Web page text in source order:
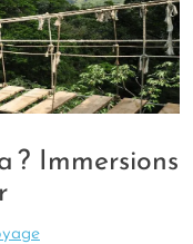
? Immersions